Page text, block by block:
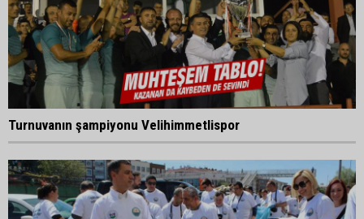
Turnuvanın şampiyonu Velihimmetlispor